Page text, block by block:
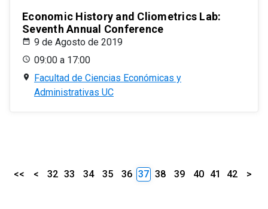
Economic History and Cliometrics Lab:
Seventh Annual Conference
9 de Agosto de 2019
09:00 a 17:00
Facultad de Ciencias Económicas y
Administrativas UC
<< < 32 33 34 35 36 37 38 39 40 41 42 >